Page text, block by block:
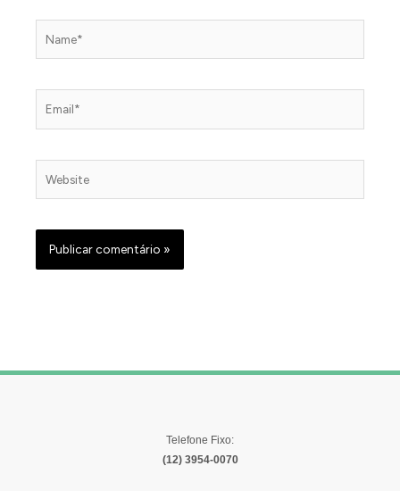
Telefone Fixo:
(12) 3954-0070